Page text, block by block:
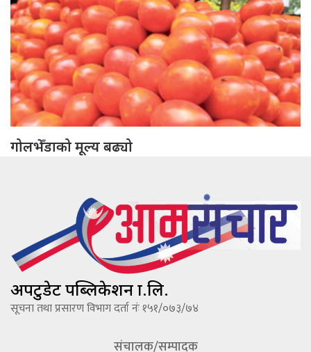
गोलभेँडाको मूल्य बढ्यो
अपटुडेट पब्लिकेशन प्रा.लि.
सूचना तथा प्रसारण विभाग दर्ता नंः १५१/०७३/७४
संचालक/सम्पादक